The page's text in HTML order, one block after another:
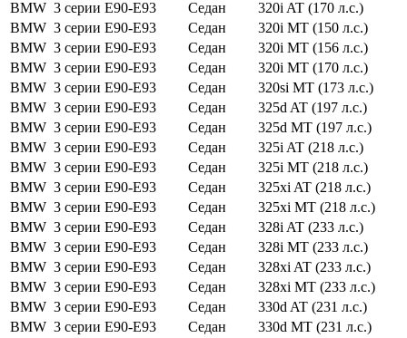
BMW 3 серии E90-E93 Седан
320i AT (170 л.с.)
BMW 3 серии E90-E93 Седан
320i MT (150 л.с.)
BMW 3 серии E90-E93 Седан
320i MT (156 л.с.)
BMW 3 серии E90-E93 Седан
320i MT (170 л.с.)
BMW 3 серии E90-E93 Седан
320si MT (173 л.с.)
BMW 3 серии E90-E93 Седан
325d AT (197 л.с.)
BMW 3 серии E90-E93 Седан
325d MT (197 л.с.)
BMW 3 серии E90-E93 Седан
325i AT (218 л.с.)
BMW 3 серии E90-E93 Седан
325i MT (218 л.с.)
BMW 3 серии E90-E93 Седан
325xi AT (218 л.с.)
BMW 3 серии E90-E93 Седан
325xi MT (218 л.с.)
BMW 3 серии E90-E93 Седан
328i AT (233 л.с.)
BMW 3 серии E90-E93 Седан
328i MT (233 л.с.)
BMW 3 серии E90-E93 Седан
328xi AT (233 л.с.)
BMW 3 серии E90-E93 Седан
328xi MT (233 л.с.)
BMW 3 серии E90-E93 Седан
330d AT (231 л.с.)
BMW 3 серии E90-E93 Седан
330d MT (231 л.с.)